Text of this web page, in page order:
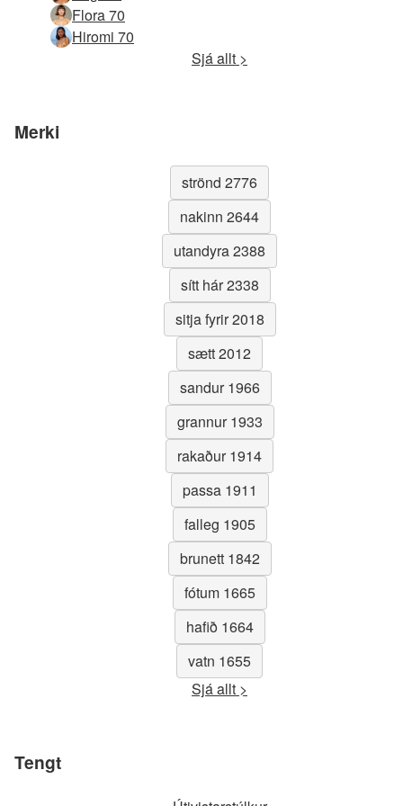
Flora 70
Hiromi 70
Sjá allt >
Merki
strönd 2776
nakinn 2644
utandyra 2388
sítt hár 2338
sitja fyrir 2018
sætt 2012
sandur 1966
grannur 1933
rakaður 1914
passa 1911
falleg 1905
brunett 1842
fótum 1665
hafið 1664
vatn 1655
Sjá allt >
Tengt